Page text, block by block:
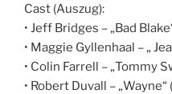
Cast (Auszug):
• Jeff Bridges – „Bad
• Maggie Gyllenhaal – „
• Colin Farrell – „Tommy
• Robert Duvall –